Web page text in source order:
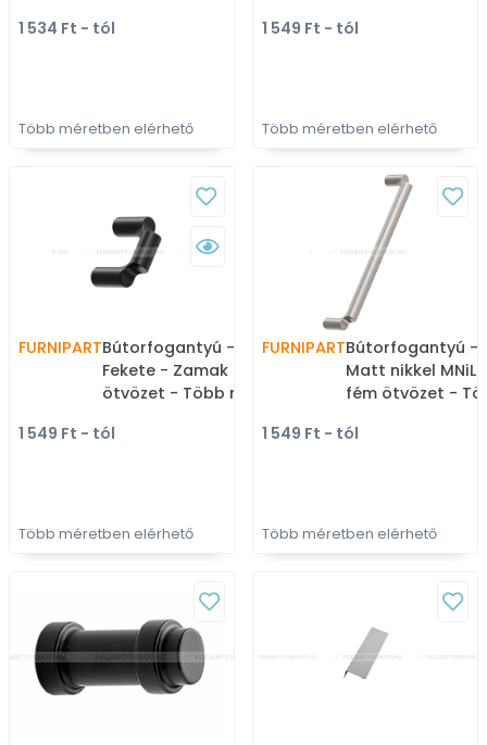
színes fém fogantyú
1 534 Ft - tól
Több méretben elérhető
bútorfogantyú
1 549 Ft - tól
Több méretben elérhető
FURNIPARTBútorfogantyú - BREAK -
Fekete - Zamak fém
ötvözet - Több méretben
bútorfogantyú
1 549 Ft - tól
Több méretben elérhető
FURNIPARTBútorfogantyú -
Matt nikkel MNiL
fém ötvözet -
bútorfogantyú
1 549 Ft - tól
Több méretben elérhető